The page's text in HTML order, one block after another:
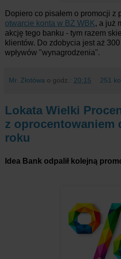
Dopiero co pisałem o promocji z
otwarcie konta w BZ WBK, a już
akcję tego banku - tym razem
klientów. Do zdobycia jest aż
wpływów "wynagrodzenia".
Mr. Złotówa o godz.: 20:15 251
Lokata Wielki
z oprocentowaniem
roku
Idea Bank odpalił kolejną